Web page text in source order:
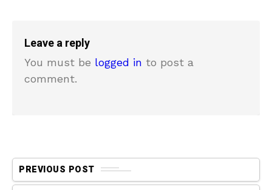
Leave a reply
You must be logged in to post a
comment.
PREVIOUS POST